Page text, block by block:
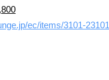
ec/items/3101-23101